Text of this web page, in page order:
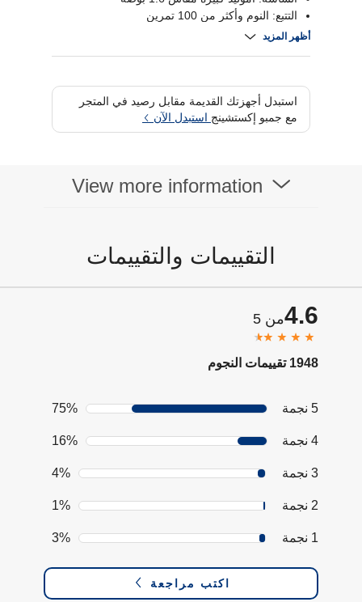
التتبع: النوم وأكثر من 100 تمرين
الإشعارات والتحكم: إشعارات فورية وتحكم في
أظهر المزيد
استبدل أجهزتك القديمة مقابل رصيد في المتجر
مع جمبو إكستشينج استبدل الآن
View more information
التقييمات والتقييمات
4.6من 5
1948 تقييمات النجوم
5 نجمة 75%
4 نجمة 16%
3 نجمة 4%
2 نجمة 1%
1 نجمة 3%
اكتب مراجعة